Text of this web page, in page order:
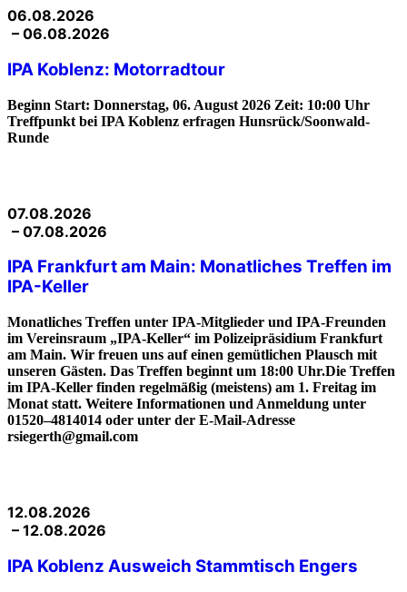
06.08.2026
– 06.08.2026
IPA Koblenz: Motorradtour
Beginn Start: Donnerstag, 06. August 2026 Zeit: 10:00 Uhr
Treffpunkt bei IPA Koblenz erfragen Hunsrück/Soonwald-
Runde
07.08.2026
– 07.08.2026
IPA Frankfurt am Main: Monatliches Treffen im
IPA-Keller
Monatliches Treffen unter IPA-Mitglieder und IPA-Freunden
im Vereinsraum „IPA-Keller“ im Polizeipräsidium Frankfurt
am Main. Wir freuen uns auf einen gemütlichen Plausch mit
unseren Gästen. Das Treffen beginnt um 18:00 Uhr.Die Treffen
im IPA-Keller finden regelmäßig (meistens) am 1. Freitag im
Monat statt. Weitere Informationen und Anmeldung unter
01520–4814014 oder unter der E-Mail-Adresse
rsiegerth@gmail.com
12.08.2026
– 12.08.2026
IPA Koblenz Ausweich Stammtisch Engers